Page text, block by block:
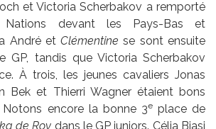
et Victoria Scherbakov a remporté
devant les Pays-Bas et
André etClémentine se sont ensuite
GP, tandis que Victoria Scherbakov
À trois, les jeunes cavaliers Jonas
Bek et Thierri Wagner étaient bons
encore la bonne 3eplace de
de Roy dans le GP juniors. Célia Biasi